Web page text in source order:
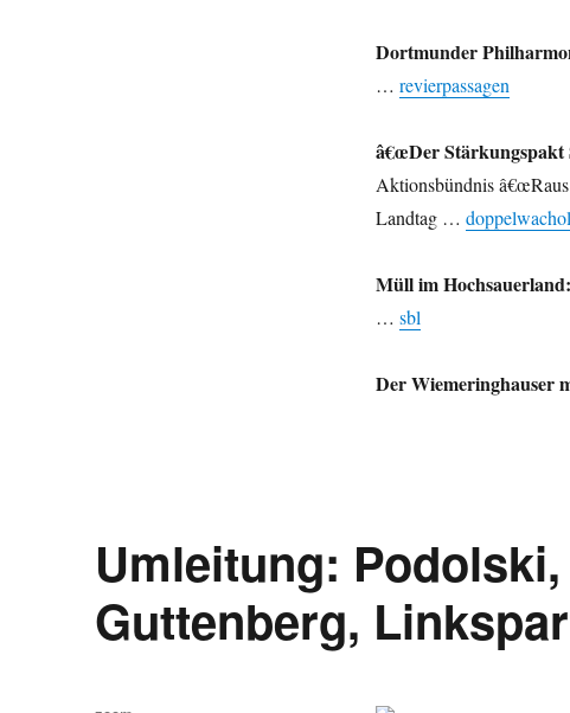
Dortmunder
… revierpassagen
â€œDer Stärkungspakt
Aktionsbündnis â€œRaus
Landtag …
Müll im Hochsauerland:
… sbl
Der Wiemeringhauser
Umleitung:
Guttenberg,